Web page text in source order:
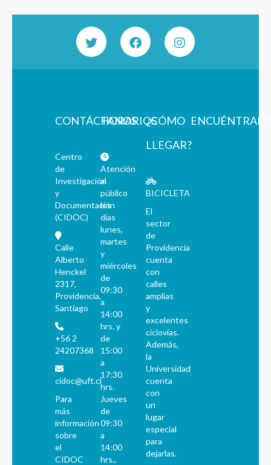
CONTÁCTANOS
Centro
de
Investigación
y
Documentación
(CIDOC)
Calle
Alberto
Henckel
2317,
Providencia,
Santiago
+56 2
24207368
cidoc@uft.cl
Para
más
información
sobre
el
CIDOC
HORARIOS
Atención
al
público
los
días
lunes,
martes
y
miércoles
de
09:30
a
14:00
hrs. y
de
15:00
a
17:30
hrs.
Jueves
de
09:30
a
14:00
hrs.,
¿CÓMO
LLEGAR?
BICICLETA
El
sector
de
Providencia
cuenta
con
calles
amplias
y
excelentes
ciclovías.
Además,
la
Universidad
cuenta
con
un
lugar
especial
para
dejarlas.